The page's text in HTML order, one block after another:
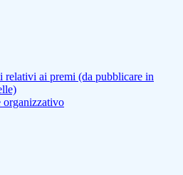
relativi ai premi (da pubblicare in
organizzativo